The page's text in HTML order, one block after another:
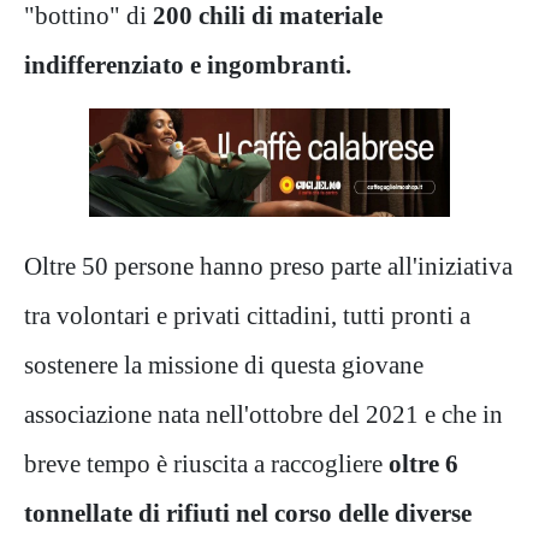
"bottino" di 200 chili di materiale
indifferenziato e ingombranti.
Oltre 50 persone hanno preso parte all'iniziativa
tra volontari e privati cittadini, tutti pronti a
sostenere la missione di questa giovane
associazione nata nell'ottobre del 2021 e che in
breve tempo è riuscita a raccogliere oltre 6
tonnellate di rifiuti nel corso delle diverse